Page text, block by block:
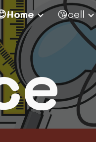
to navigation 😘cell